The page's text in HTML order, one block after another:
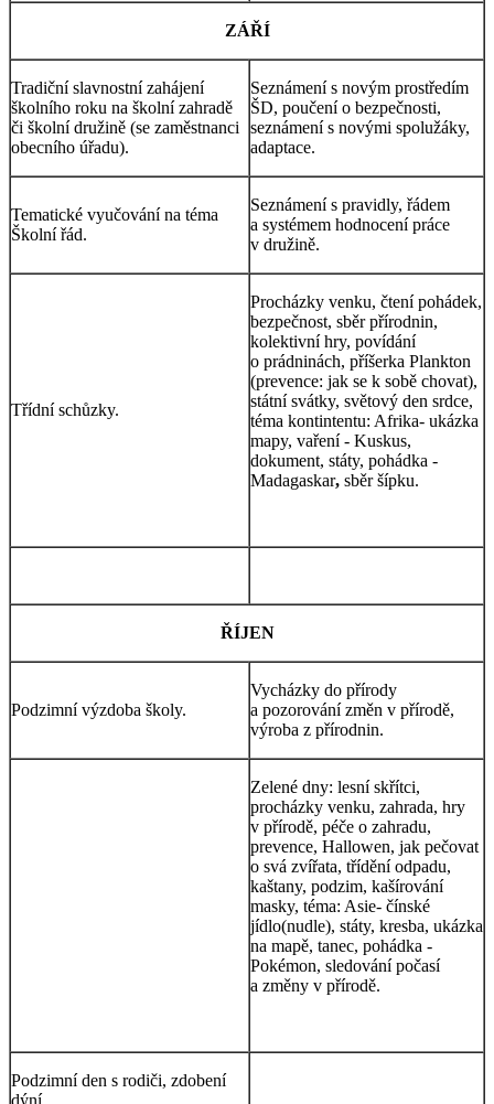
ZÁŘÍ
Tradiční slavnostní zahájení
školního roku na školní zahradě
či školní družině (se zaměstnanci
obecního úřadu).
Seznámení s novým prostředím
ŠD, poučení o bezpečnosti,
seznámení s novými spolužáky,
adaptace.
Tematické vyučování na téma
Školní řád.
Seznámení s pravidly, řádem
a systémem hodnocení práce
v družině.
Třídní schůzky.
Procházky venku, čtení pohádek,
bezpečnost, sběr přírodnin,
kolektivní hry, povídání
o prádninách, příšerka Plankton
(prevence: jak se k sobě chovat),
státní svátky, světový den srdce,
téma kontintentu: Afrika- ukázka
mapy, vaření - Kuskus,
dokument, státy, pohádka -
Madagaskar, sběr šípku.
ŘÍJEN
Podzimní výzdoba školy.
Vycházky do přírody
a pozorování změn v přírodě,
výroba z přírodnin.
Zelené dny: lesní skřítci,
procházky venku, zahrada, hry
v přírodě, péče o zahradu,
prevence, Hallowen, jak pečovat
o svá zvířata, třídění odpadu,
kaštany, podzim, kašírování
masky, téma: Asie- čínské
jídlo(nudle), státy, kresba, ukázka
na mapě, tanec, pohádka -
Pokémon, sledování počasí
a změny v přírodě.
Podzimní den s rodiči, zdobení
dýní.